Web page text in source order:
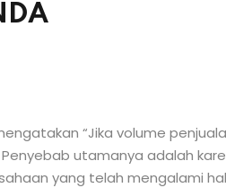
“Jika volume
utamanya adalah
yang telah mengalami hal